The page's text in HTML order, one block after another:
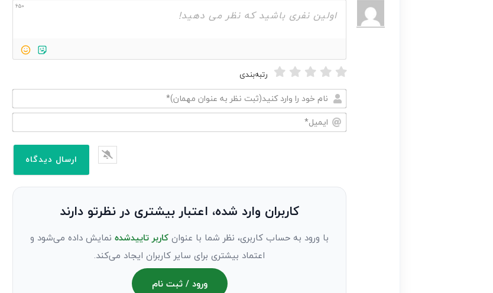
650
رتبه‌بندی
نام
خود
نظر
مهمان)*
کاربران وارد شده، اعتبار بیشتری در نظرتو دارند
با ورود به حساب کاربری، نظر شما با عنوانکاربر تاییدشدهنمایش داده می‌شود و
اعتماد بیشتری برای سایر کاربران ایجاد می‌کند.
ورود / ثبت نام